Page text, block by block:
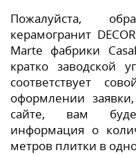
Пожалуйста,
керамогранит
Marte фабрики
кратко заводской
соответствует
оформлении
сайте, вам
информация о
метров плитки в